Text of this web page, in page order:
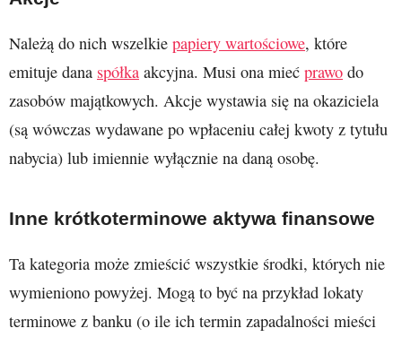
Należą do nich wszelkie papiery wartościowe, które
emituje dana spółka akcyjna. Musi ona mieć prawo do
zasobów majątkowych. Akcje wystawia się na okaziciela
(są wówczas wydawane po wpłaceniu całej kwoty z tytułu
nabycia) lub imiennie wyłącznie na daną osobę.
Inne krótkoterminowe aktywa finansowe
Ta kategoria może zmieścić wszystkie środki, których nie
wymieniono powyżej. Mogą to być na przykład lokaty
terminowe z banku (o ile ich termin zapadalności mieści